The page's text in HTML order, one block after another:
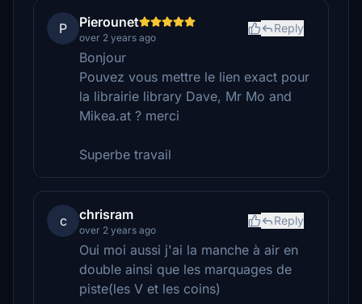
P Pierounet
over 2 years ago
Reply
Bonjour
Pouvez vous mettre le lien exact pour
la librairie library Dave, Mr Mo and
Mikea.at ? merci
Superbe travail
c chrisram
over 2 years ago
Reply
Oui moi aussi j'ai la manche à air en
double ainsi que les marquages de
piste(les V et les coins)